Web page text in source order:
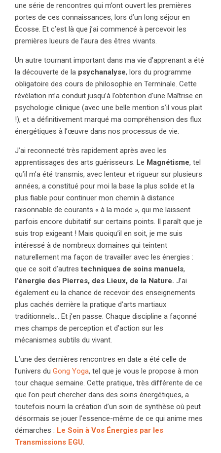
une série de rencontres qui m’ont ouvert les premières
portes de ces connaissances, lors d’un long séjour en
Écosse. Et c’est là que j’ai commencé à percevoir les
premières lueurs de l’aura des êtres vivants.
Un autre tournant important dans ma vie d’apprenant a été
la découverte de la psychanalyse, lors du programme
obligatoire des cours de philosophie en Terminale. Cette
révélation m’a conduit jusqu’à l’obtention d’une Maîtrise en
psychologie clinique (avec une belle mention s’il vous plait
!), et a définitivement marqué ma compréhension des flux
énergétiques à l’œuvre dans nos processus de vie.
J’ai reconnecté très rapidement après avec les
apprentissages des arts guérisseurs. Le Magnétisme, tel
qu’il m’a été transmis, avec lenteur et rigueur sur plusieurs
années, a constitué pour moi la base la plus solide et la
plus fiable pour continuer mon chemin à distance
raisonnable de courants « à la mode », qui me laissent
parfois encore dubitatif sur certains points. Il paraît que je
suis trop exigeant ! Mais quoiqu’il en soit, je me suis
intéressé à de nombreux domaines qui teintent
naturellement ma façon de travailler avec les énergies :
que ce soit d’autrestechniques de soins manuels,
l’énergie des Pierres, des Lieux, de la Nature. J’ai
également eu la chance de recevoir des enseignements
plus cachés derrière la pratique d’arts martiaux
traditionnels… Et j’en passe. Chaque discipline a façonné
mes champs de perception et d’action sur les
mécanismes subtils du vivant.
L’une des dernières rencontres en date a été celle de
l’univers du Gong Yoga, tel que je vous le propose à mon
tour chaque semaine. Cette pratique, très différente de ce
que l’on peut chercher dans des soins énergétiques, a
toutefois nourri la création d’un soin de synthèse où peut
désormais se jouer l’essence-même de ce qui anime mes
démarches : Le Soin à Vos Énergies par les
Transmissions EGU.